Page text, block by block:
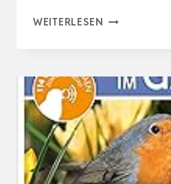
WEITERLESEN VÖGEL
ÜBER
500
ARTEN.
SCHNELL
UND